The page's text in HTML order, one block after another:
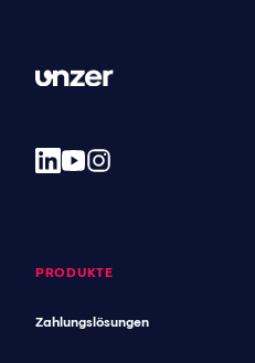
PRODUKTE
Zahlungslösungen